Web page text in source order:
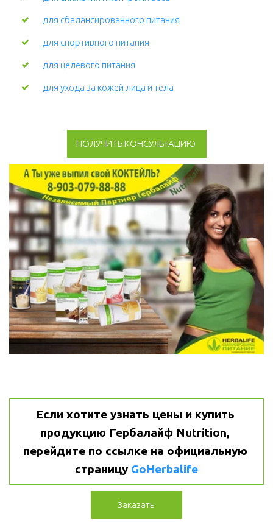
для сбалансированного питания
для спортивного питания
для целевого питания
для ухода за кожей лица и тела
ПОЛУЧИТЬ КОНСУЛЬТАЦИЮ
Если хотите узнать цены и купить
продукцию Гербалайф Nutrition,
перейдите по ссылке на официальную
страницу GoHerbalife
Заказать